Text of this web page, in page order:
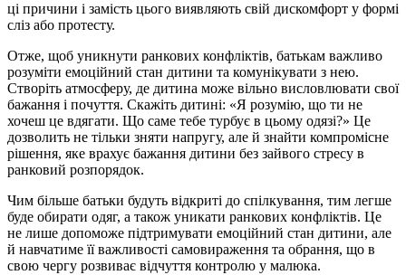
ці причини і замість цього виявляють свій дискомфорт у формі
сліз або протесту.
Отже, щоб уникнути ранкових конфліктів, батькам важливо
розуміти емоційний стан дитини та комунікувати з нею.
Створіть атмосферу, де дитина може вільно висловлювати свої
бажання і почуття. Скажіть дитині: «Я розумію, що ти не
хочеш це вдягати. Що саме тебе турбує в цьому одязі?» Це
дозволить не тільки зняти напругу, але й знайти компромісне
рішення, яке врахує бажання дитини без зайвого стресу в
ранковий розпорядок.
Чим більше батьки будуть відкриті до спілкування, тим легше
буде обирати одяг, а також уникати ранкових конфліктів. Це
не лише допоможе підтримувати емоційний стан дитини, але
й навчатиме її важливості самовираження та обрання, що в
свою чергу розвиває відчуття контролю у малюка.